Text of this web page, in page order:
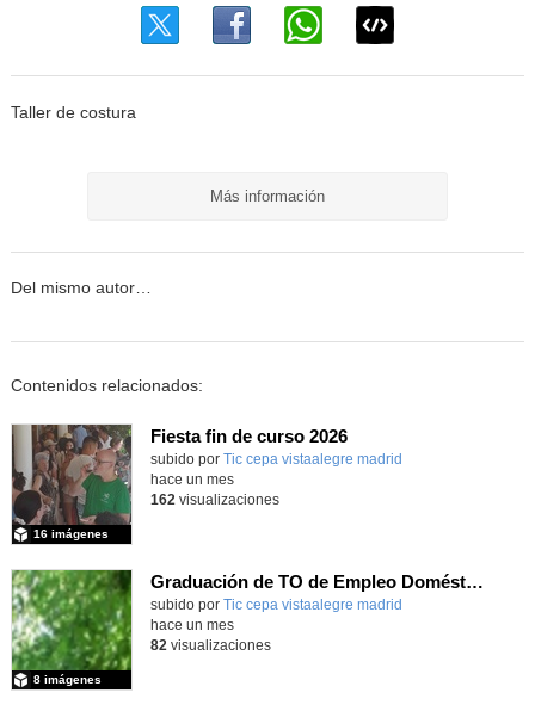
Taller de costura
Más información
Del mismo autor…
Contenidos relacionados:
Fiesta fin de curso 2026
subido por Tic cepa vistaalegre madrid
16 imágenes
hace un mes
162 visualizaciones
Graduación de TO de Empleo Doméstico
subido por Tic cepa vistaalegre madrid
8 imágenes
hace un mes
82 visualizaciones